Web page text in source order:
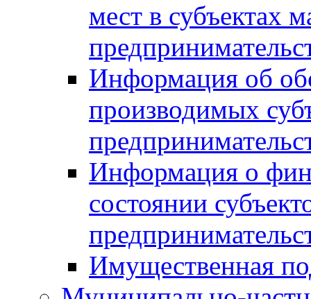
мест в субъектах
Информация об
производимых
Информация о
состоянии
Имущественная